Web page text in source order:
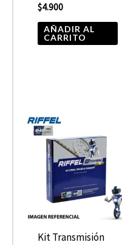
$4.900
AÑADIR AL
CARRITO
Kit Transmisión